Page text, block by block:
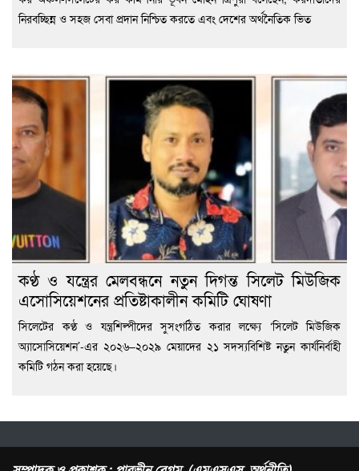
নিরবচ্ছিন্ন ও সহজ সেবা প্রদান নিশ্চিত করতে এবং দেশের অর্থনৈতিক ভিত
কণ্ঠ ও যন্ত্রের মেলবন্ধনে নতুন দিগন্ত সিলেট মিউজিক
এসোসিয়েশনের প্রতিষ্টাকালীন কমিটি ঘোষণা
সিলেটের কণ্ঠ ও যন্ত্রশিল্পীদের সুসংগঠিত করার লক্ষ্যে ‘সিলেট মিউজিক
অ্যাসোসিয়েশন’-এর ২০২৬–২০২৯ মেয়াদের ২১ সদস্যবিশিষ্ট নতুন কার্যনির্বাহী
কমিটি গঠন করা হয়েছে।